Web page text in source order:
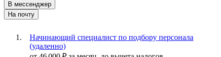
В мессенджер
На почту
Начинающий специалист по подбору персонала
(удаленно)